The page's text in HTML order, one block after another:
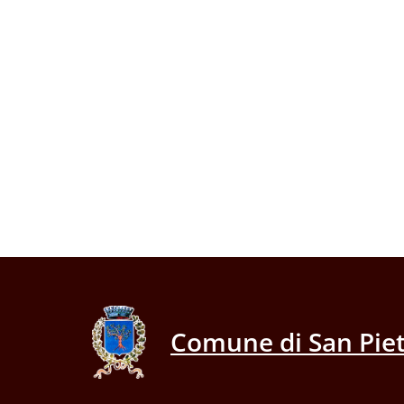
Comune di San